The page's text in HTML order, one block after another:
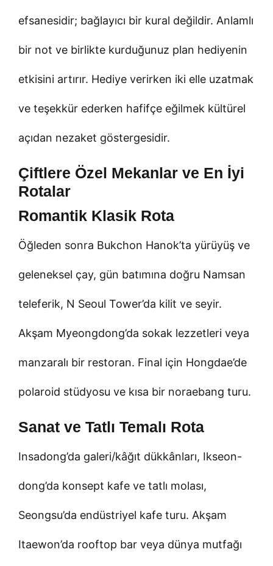
efsanesidir; bağlayıcı bir kural değildir. Anlamlı
bir not ve birlikte kurduğunuz plan hediyenin
etkisini artırır. Hediye verirken iki elle uzatmak
ve teşekkür ederken hafifçe eğilmek kültürel
açıdan nezaket göstergesidir.
Çiftlere Özel Mekanlar ve En İyi
Rotalar
Romantik Klasik Rota
Öğleden sonra Bukchon Hanok’ta yürüyüş ve
geleneksel çay, gün batımına doğru Namsan
teleferik, N Seoul Tower’da kilit ve seyir.
Akşam Myeongdong’da sokak lezzetleri veya
manzaralı bir restoran. Final için Hongdae’de
polaroid stüdyosu ve kısa bir noraebang turu.
Sanat ve Tatlı Temalı Rota
Insadong’da galeri/kâğıt dükkânları, Ikseon-
dong’da konsept kafe ve tatlı molası,
Seongsu’da endüstriyel kafe turu. Akşam
Itaewon’da rooftop bar veya dünya mutfağı